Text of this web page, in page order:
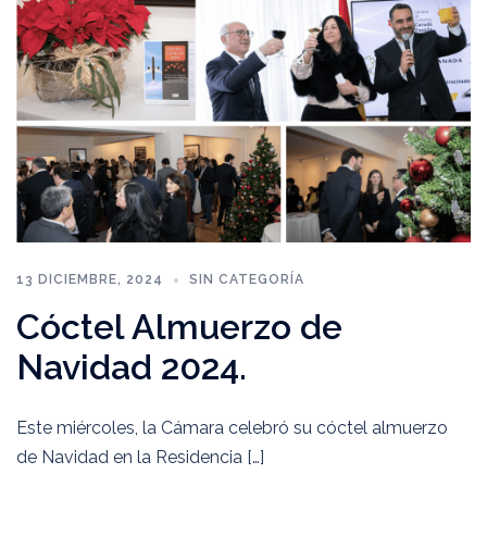
13 DICIEMBRE, 2024 SIN CATEGORÍA
Cóctel Almuerzo de
Navidad 2024.
Este miércoles, la Cámara celebró su cóctel almuerzo
de Navidad en la Residencia […]